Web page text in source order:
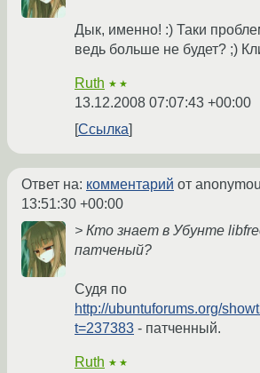
Дык, именно! :) Таки
ведь больше не будет? ;)
Ruth ★★
13.12.2008 07:07:43 +00:00
Ссылка
Ответ на: комментарий от
13:51:30 +00:00
> Кто знает в Убунте
патченый?
Судя по
http://ubuntuforums.org/
t=237383 - патченный.
Ruth ★★